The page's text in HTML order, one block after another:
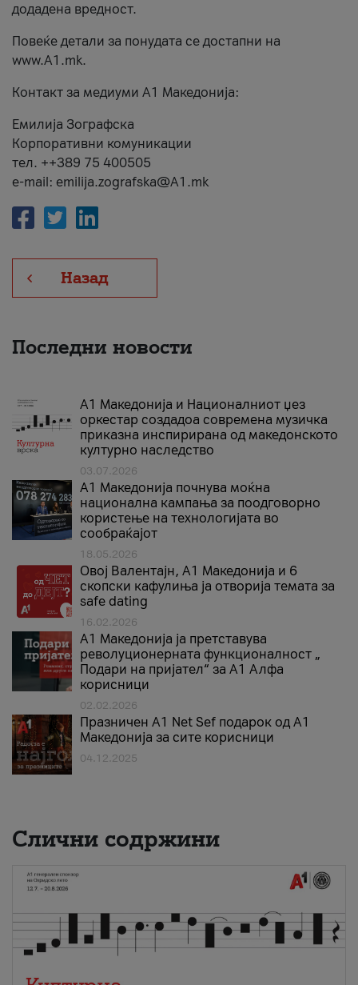
додадена вредност.
Повеќе детали за понудата се достапни на
www.А1.mk.
Контакт за медиуми А1 Македонија:
Емилија Зографска
Корпоративни комуникации
тел. ++389 75 400505
e-mail: emilija.zografska@A1.mk
Назад
Последни новости
А1 Македонија и Националниот џез
оркестар создадоа современа музичка
приказна инспирирана од македонското
културно наследство
03.07.2026
A1 Македонија почнува моќна
национална кампања за поодговорно
користење на технологијата во
сообраќајот
18.05.2026
Овој Валентајн, A1 Македонија и 6
скопски кафулиња ја отворија темата за
safe dating
16.02.2026
А1 Македонија ја претставува
револуционерната функционалност „
Подари на пријател“ за А1 Алфа
корисници
02.02.2026
Празничен A1 Net Sеf подарок од А1
Македонија за сите корисници
04.12.2025
Слични содржини